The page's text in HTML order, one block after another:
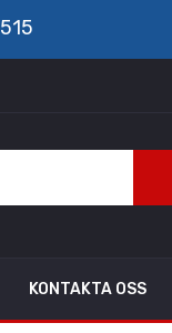
KONTAKTA OSS